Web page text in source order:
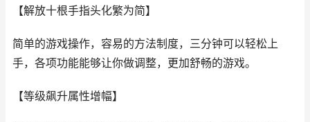
【解放十根手指头化繁为简】
简单的游戏操作，容易的方法制度，三分钟可以轻松上
手，各项功能能够让你做调整，更加舒畅的游戏。
【等级飙升属性增幅】